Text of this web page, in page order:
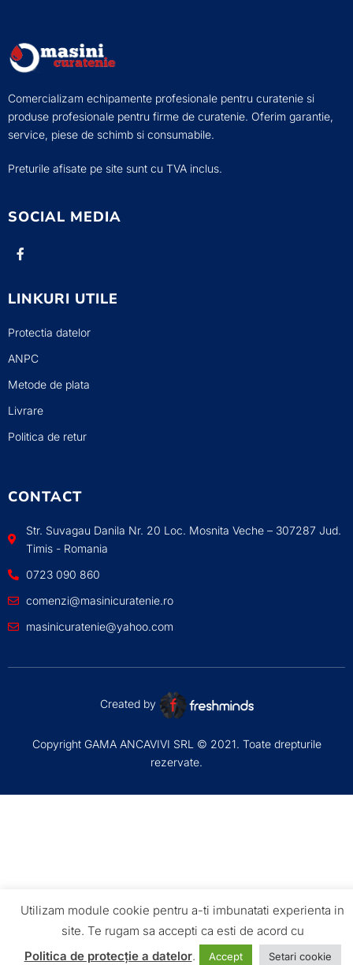
Comercializam echipamente profesionale pentru curatenie si
produse profesionale pentru firme de curatenie. Oferim garantie,
service, piese de schimb si consumabile.
Preturile afisate pe site sunt cu TVA inclus.
SOCIAL MEDIA
LINKURI UTILE
Protectia datelor
ANPC
Metode de plata
Livrare
Politica de retur
CONTACT
Str. Suvagau Danila Nr. 20 Loc. Mosnita Veche – 307287 Jud.
Timis - Romania
0723 090 860
comenzi@masinicuratenie.ro
masinicuratenie@yahoo.com
Created by
Copyright GAMA ANCAVIVI SRL © 2021. Toate drepturile
rezervate.
Utilizam module cookie pentru a-ti imbunatati experienta in
site. Te rugam sa accepti ca esti de acord cu
Politica de protecție a datelor. Accept Setari cookie